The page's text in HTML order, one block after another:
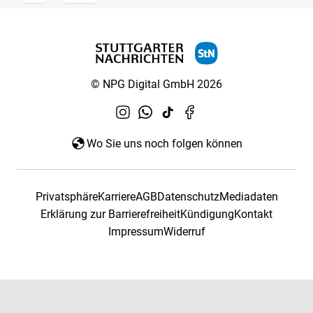
© NPG Digital GmbH 2026
Wo Sie uns noch folgen können
PrivatsphäreKarriereAGBDatenschutzMediadaten
Erklärung zur BarrierefreiheitKündigungKontakt
ImpressumWiderruf